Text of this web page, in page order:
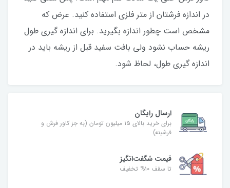
در اندازه فرشتان از متر فلزی استفاده کنید‌. عرض که
مشخص است چطور اندازه بگیرید. برای اندازه گیری طول
ریشه حساب نشود ولی بافت سفید قبل از ریشه باید در
اندازه گیری طول، لحاظ شود.
ارسال رایگان
برای خرید بالای ۱۵ میلیون تومان (به جز کاور فرش و
فرشینه)
قیمت شگفت‌انگیز
تا سقف ۱۰% تخفیف